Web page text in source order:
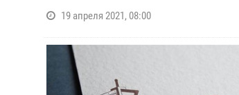
19 апреля 2021, 08:00